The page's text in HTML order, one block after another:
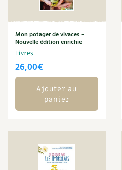
Mon potager de vivaces –
Nouvelle édition enrichie
Livres
26,00€
Ajouter au
panier